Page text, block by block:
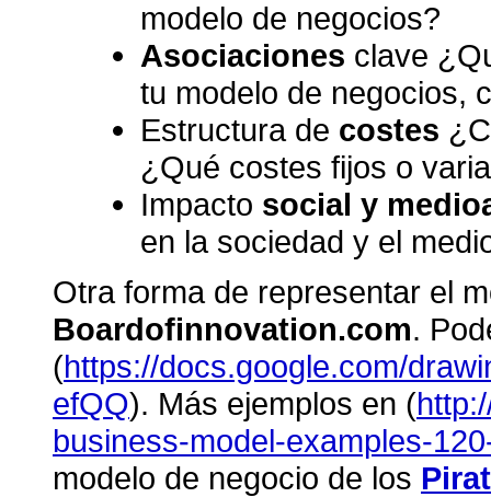
modelo de negocios?
Asociaciones clave
tu modelo de negocios,
Estructura de costes
¿Qué costes fijos o
Impacto social y
en la sociedad y el
Otra forma de representar el
Boardofinnovation.com.
(https://docs.google.com/
efQQ). Más ejemplos en (
business-model-examples-
modelo de negocio de los